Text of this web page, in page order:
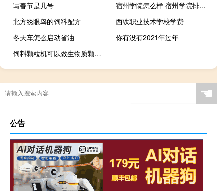
写春节是几号
宿州学院怎么样 宿州学院排名（宿州学院怎么样）
北方绣眼鸟的饲料配方
西铁职业技术学校学费
冬天车怎么启动省油
你有没有2021年过年
饲料颗粒机可以做生物质颗粒吗
☚
公告